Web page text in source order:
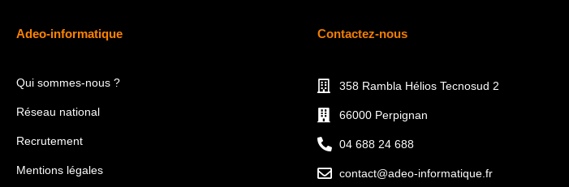
Adeo-informatique
Qui sommes-nous ?
Réseau national
Recrutement
Mentions légales
Contactez-nous
358 Rambla Hélios Tecnosud 2
66000 Perpignan
04 688 24 688
contact@adeo-informatique.fr